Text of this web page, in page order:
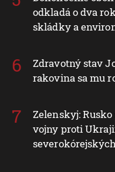
odkladá o dva
skládky a
Zdravotný stav
rakovina sa mu
Zelenskyj:
vojny proti